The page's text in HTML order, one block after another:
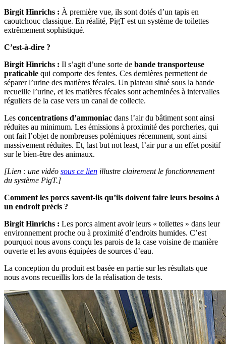
Birgit Hinrichs : À première vue, ils sont dotés d’un tapis en
caoutchouc classique. En réalité, PigT est un système de toilettes
extrêmement sophistiqué.
C’est-à-dire ?
Birgit Hinrichs : Il s’agit d’une sorte de bande transporteuse
praticable qui comporte des fentes. Ces dernières permettent de
séparer l’urine des matières fécales. Un plateau situé sous la bande
recueille l’urine, et les matières fécales sont acheminées à intervalles
réguliers de la case vers un canal de collecte.
Les concentrations d’ammoniac dans l’air du bâtiment sont ainsi
réduites au minimum. Les émissions à proximité des porcheries, qui
ont fait l’objet de nombreuses polémiques récemment, sont ainsi
massivement réduites. Et, last but not least, l’air pur a un effet positif
sur le bien-être des animaux.
[Lien : une vidéo sous ce lien illustre clairement le fonctionnement
du système PigT.]
Comment les porcs savent-ils qu’ils doivent faire leurs besoins à
un endroit précis ?
Birgit Hinrichs : Les porcs aiment avoir leurs « toilettes » dans leur
environnement proche ou à proximité d’endroits humides. C’est
pourquoi nous avons conçu les parois de la case voisine de manière
ouverte et les avons équipées de sources d’eau.
La conception du produit est basée en partie sur les résultats que
nous avons recueillis lors de la réalisation de tests.